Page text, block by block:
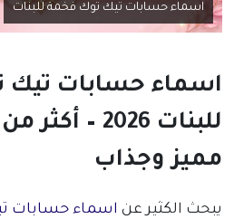
اسماء حسابات تيك توك فخمة للبنات
اسماء حسابات تيك
مميز وجذاب
يبحث الكثير عن اسماء حسابات